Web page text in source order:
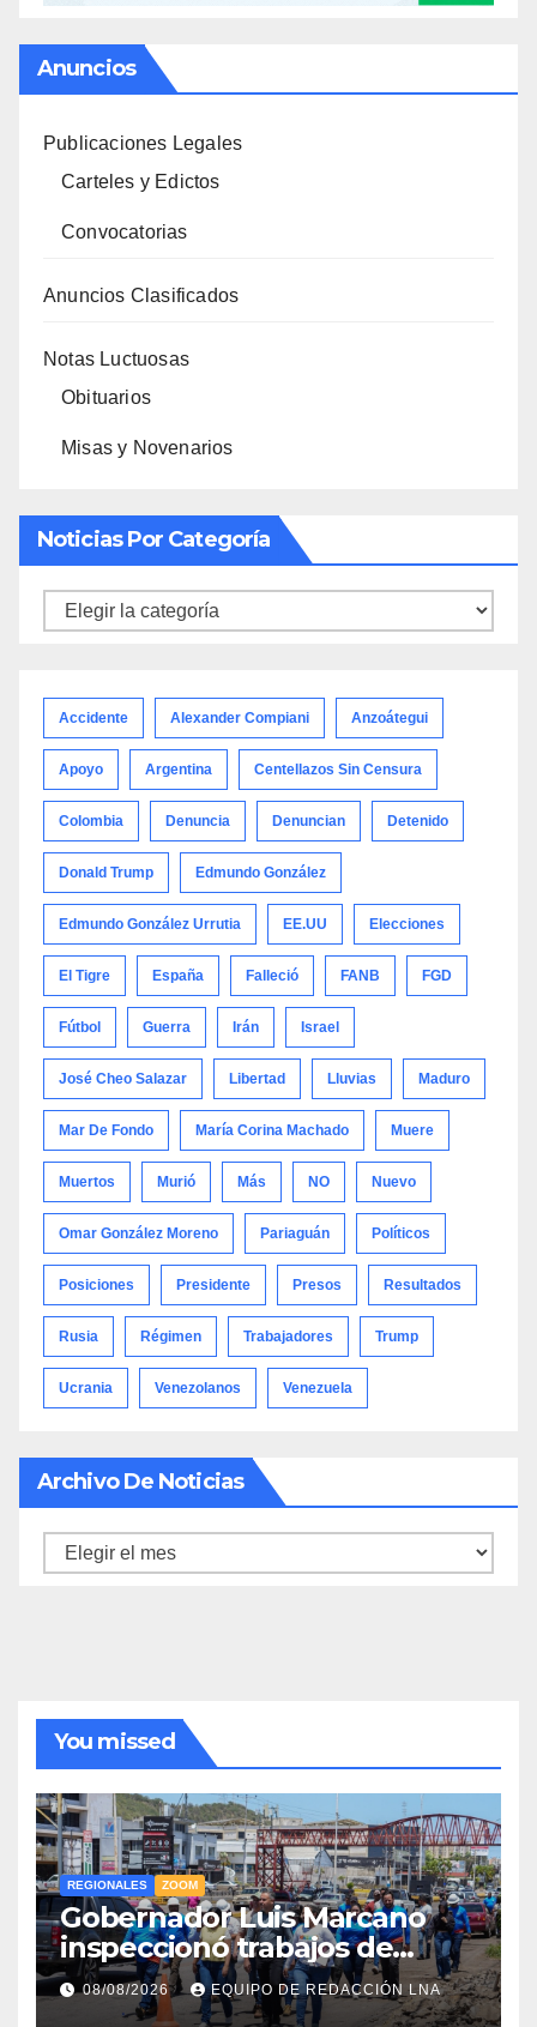
Anuncios
Publicaciones Legales
Carteles y Edictos
Convocatorias
Anuncios Clasificados
Notas Luctuosas
Obituarios
Misas y Novenarios
Noticias Por Categoría
Noticias
Accidente Alexander Compiani Anzoátegui
Apoyo Argentina Centellazos Sin Censura
Colombia Denuncia Denuncian Detenido
Donald Trump Edmundo González
Edmundo González Urrutia EE.UU Elecciones
El Tigre España Falleció FANB FGD
Fútbol Guerra Irán Israel
José Cheo Salazar Libertad Lluvias Maduro
Mar De Fondo María Corina Machado Muere
Muertos Murió Más NO Nuevo
Omar González Moreno Pariaguán Políticos
Posiciones Presidente Presos Resultados
Rusia Régimen Trabajadores Trump
Ucrania Venezolanos Venezuela
Archivo De Noticias
Archivo
You missed
REGIONALES ZOOM
Gobernador Luis Marcano
inspeccionó trabajos de
rehabilitación en al Av.
Intercomunal
08/08/2026 EQUIPO DE REDACCIÓN LNA